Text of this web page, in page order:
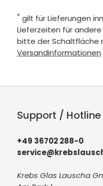
* gilt für Lieferungen
Lieferzeiten für
bitte der Schaltfläche
Versandinformationen
Support / Hotline
+49 36702 288-0
Krebs Glas Lauscha